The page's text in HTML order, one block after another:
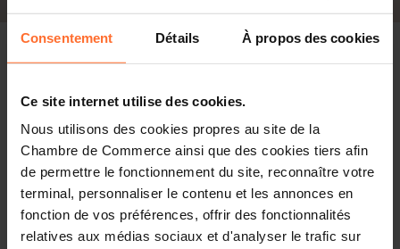
Consentement Détails À propos des cookies
Ce site internet utilise des cookies.
Nous utilisons des cookies propres au site de la
Chambre de Commerce ainsi que des cookies tiers afin
de permettre le fonctionnement du site, reconnaître votre
terminal, personnaliser le contenu et les annonces en
fonction de vos préférences, offrir des fonctionnalités
relatives aux médias sociaux et d'analyser le trafic sur